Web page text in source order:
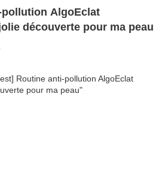
AlgoEclat
découverte pour ma peau